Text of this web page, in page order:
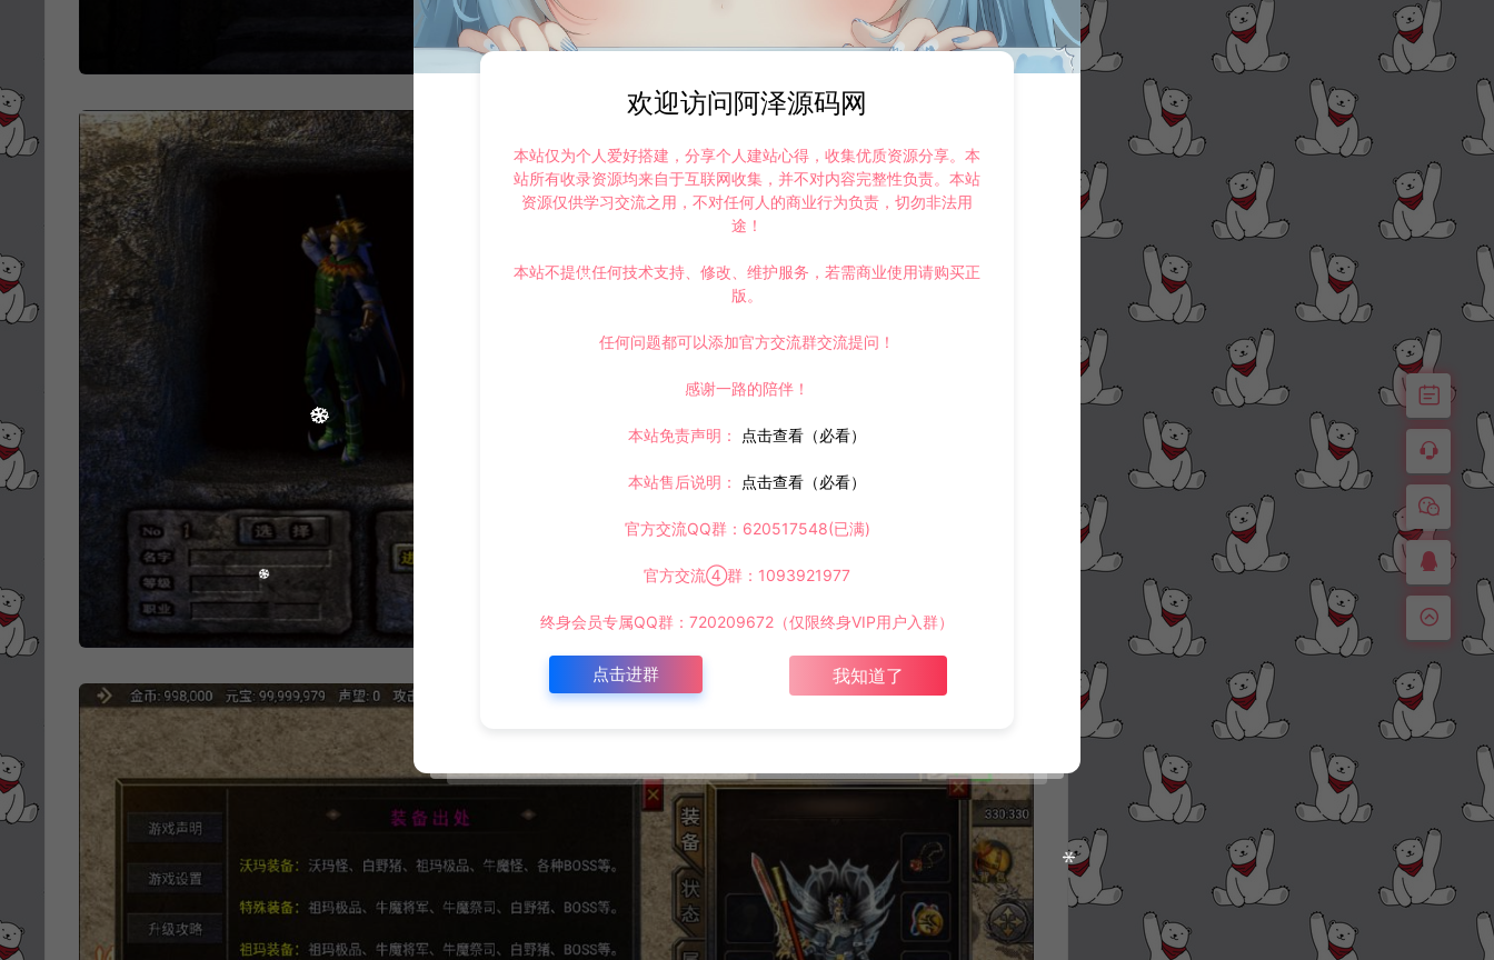
欢迎访问阿泽源码网
本站仅为个人爱好搭建，分享个人建站心得，收集优质资源分享。本
站所有收录资源均来自于互联网收集，并不对内容完整性负责。本站
资源仅供学习交流之用，不对任何人的商业行为负责，切勿非法用
途！
本站不提供任何技术支持、修改、维护服务，若需商业使用请购买正
版。
任何问题都可以添加官方交流群交流提问！
感谢一路的陪伴！
本站免责声明： 点击查看（必看）
本站售后说明： 点击查看（必看）
官方交流QQ群：620517548(已满)
官方交流④群：1093921977
终身会员专属QQ群：720209672（仅限终身VIP用户入群）
点击进群 我知道了